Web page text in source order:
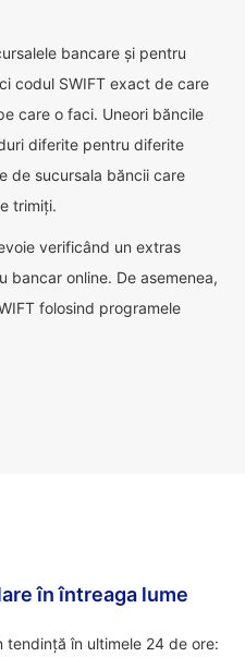
bancare și pentru
codul SWIFT exact de care
care o faci. Uneori băncile
diferite pentru diferite
de sucursala băncii care
trimiți.
verificând un extras
bancar online. De asemenea,
folosind programele
în întreaga lume
tendință în ultimele 24 de ore: